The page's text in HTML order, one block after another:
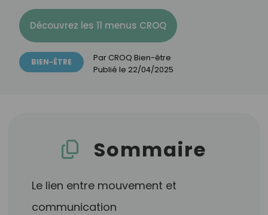
Découvrez les 11 menus CROQ
BIEN-ÊTRE Par CROQ Bien-être
Publié le 22/04/2025
Sommaire
Le lien entre mouvement et
communication